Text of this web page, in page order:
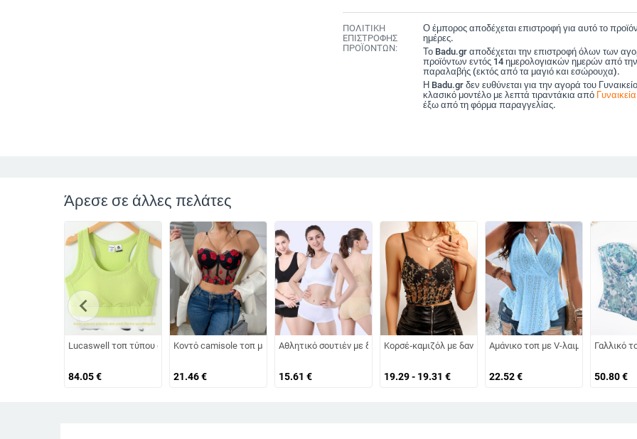
ΠΟΛΙΤΙΚΗ
ΕΠΙΣΤΡΟΦΗΣ
ΠΡΟΪΟΝΤΩΝ:
Ο έμπορος αποδέχεται επιστροφή για αυτό το
ημέρες.
Το Badu.gr αποδέχεται την επιστροφή όλων των
προϊόντων εντός 14 ημερολογιακών ημερών από
παραλαβής (εκτός από τα μαγιό και εσώρουχα).
Η Badu.gr δεν ευθύνεται για την αγορά του
κλασικό μοντέλο με λεπτά τιραντάκια από
έξω από τη φόρμα παραγγελίας.
Άρεσε σε άλλες πελάτες
Lucaswell τοπ τύπου σωλήνας από Merino μαλλί, με επένδυση από σφουγγάρι, 181–200 g/m², κατάλληλο για όλες τις εποχές
84.05€
Κοντό camisole τοπ με κέντημα λουλουδιών, εφαρμοστό στυλ, μήκος έως 40 cm, πολυεστέρας με σπάντεξ
21.46€
Αθλητικό σουτιέν με διάτρητο σχέδιο, αεριζόμενο, χωρίς ραφές, συγκράτηση, 90%
15.61 €
Κορσέ‑καμιζόλ με δαντελένιο πλέγμα κέντημα, διάφανη
19.29 - 19.31 €
Αμάνικο τοπ με V-λαιμό και
22.52€
Γαλλικό
50.80€
chevron_left